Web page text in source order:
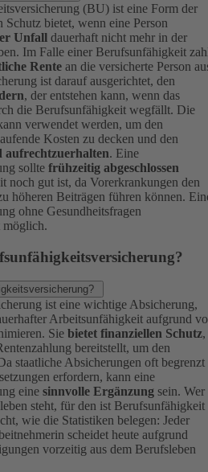
(BU) ist eine Form der
bietet, wenn eine Person
Unfall dauerhaft nicht mehr in der
Im Falle einer Berufsunfähigkeit
Rente an die versicherte Person
ist darauf ausgerichtet, den
, der entstehen kann, wenn das
die Berufsunfähigkeit wegfällt. Die
verwendet werden, um den
Kosten zu decken und den
aufrechtzuerhalten. Eine
sollte frühzeitig abgeschlossen
noch gut ist, da Vorerkrankungen den
höheren Beiträgen führen können.
ohne Gesundheitsfragen
möglich.
ist eine wichtige Absicherung,
Arbeitsunfähigkeit aufgrund
Sie bietet finanziellen Schutz,
bereitstellt, um den
staatliche Absicherungen oft begrenzt
erfordern, kann eine
eine sinnvolle Ergänzung sein. Wer
steht, für den ist Berufsunfähigkeit
wie die Statistiken belegen: Jeder
scheidet heute aufgrund
vorzeitig aus dem Berufsleben